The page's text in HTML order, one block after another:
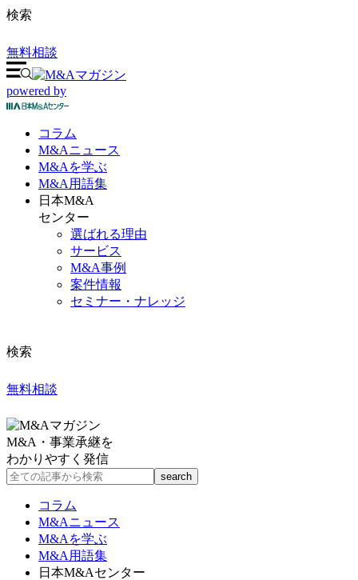
検索
無料相談
powered by
コラム
M&Aニュース
M&Aを学ぶ
M&A 用語集
日本M&A
センター
選ばれる理由
サービス
M&A事例
案件情報
セミナー・ナレッジ
検索
無料相談
M&A・事業承継を
わかりやすく発信
コラム
M&Aニュース
M&Aを学ぶ
M&A用語集
日本M&Aセンター